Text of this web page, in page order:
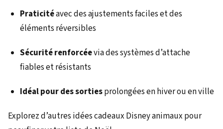
Praticitéavec des ajustements faciles et des
éléments réversibles
Sécurité renforcéevia des systèmes d’attache
fiables et résistants
Idéal pour des sortiesprolongées en hiver ou en ville
Explorez d’autres idées cadeaux Disney animaux pour